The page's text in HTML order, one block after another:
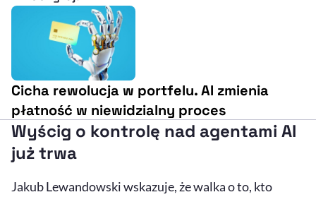
Cicha rewolucja w portfelu. AI zmienia
płatność w niewidzialny proces
Wyścig o kontrolę nad agentami AI
już trwa
Jakub Lewandowski wskazuje, że walka o to, kto